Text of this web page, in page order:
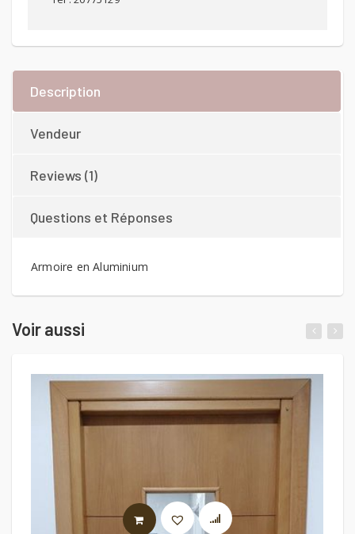
Description
Vendeur
Reviews (1)
Questions et Réponses
Armoire en Aluminium
Voir aussi
LIRE LA SUITE